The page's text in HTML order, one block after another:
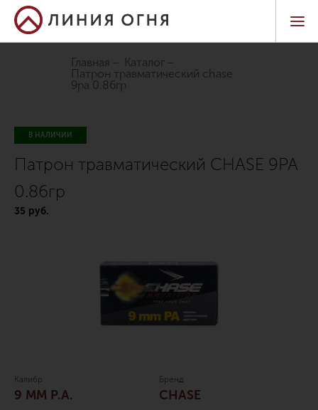
Главная
Каталог
патрон травматический chase
9pa 0.86гр
В НАЛИЧИИ
Патрон травматический CHASE 9PA
0.86гр
35 руб.
Калибр
9 ММ P.A.
Бренд
CHASE